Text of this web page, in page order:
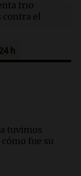
frío
el
sobre
para un fin
tierras
h
tuvimos
fue su